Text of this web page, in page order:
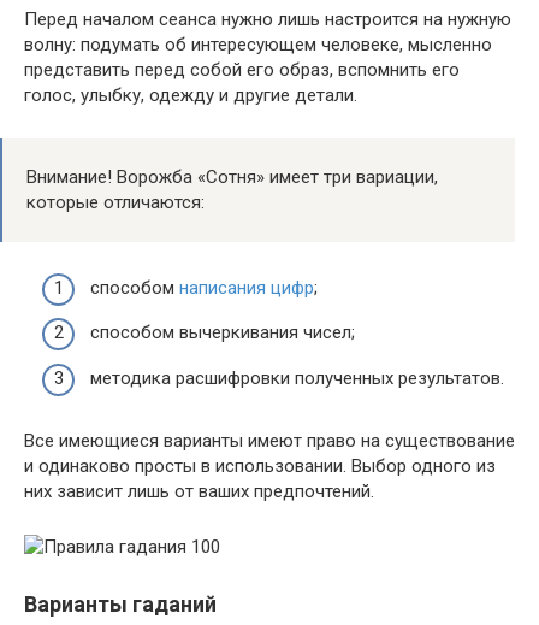
Перед началом сеанса нужно лишь настроится на нужную
волну: подумать об интересующем человеке, мысленно
представить перед собой его образ, вспомнить его
голос, улыбку, одежду и другие детали.
Внимание! Ворожба «Сотня» имеет три вариации,
которые отличаются:
способом написания цифр;
способом вычеркивания чисел;
методика расшифровки полученных результатов.
Все имеющиеся варианты имеют право на существование
и одинаково просты в использовании. Выбор одного из
них зависит лишь от ваших предпочтений.
Варианты гаданий